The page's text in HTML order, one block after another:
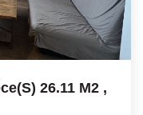
26.11 M2 ,